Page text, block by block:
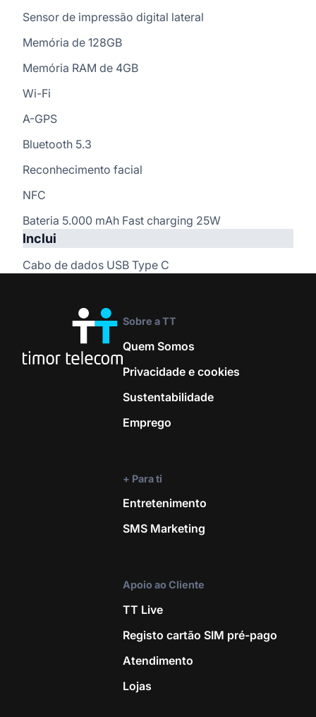
Sensor de impressão digital lateral
Memória de 128GB
Memória RAM de 4GB
Wi-Fi
A-GPS
Bluetooth 5.3
Reconhecimento facial
NFC
Bateria 5.000 mAh Fast charging 25W
Inclui
Cabo de dados USB Type C
Sistema operativo
Android™ 14
QB 850/900/1800/1900
SIM 1 + Híbrido (SIM ou MicroSD)
Sobre a TT
Quem Somos
Privacidade e cookies
Sustentabilidade
Emprego
+ Para ti
Entretenimento
SMS Marketing
Apoio ao Cliente
TT Live
Registo cartão SIM pré-pago
Atendimento
Lojas